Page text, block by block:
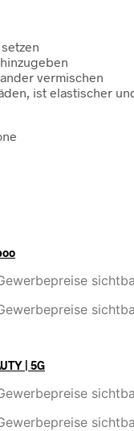
vermischen
ist elastischer
| 5G